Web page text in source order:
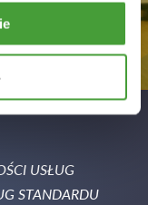
USŁUG
STANDARDU